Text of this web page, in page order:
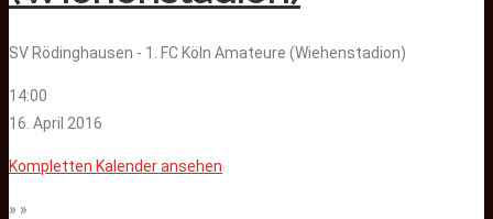
SV Rödinghausen - 1. FC Köln Amateure (Wiehenstadion)
14:00
16. April 2016
Kompletten Kalender ansehen
» »